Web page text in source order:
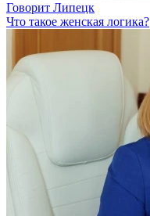
Говорит Липецк
Что такое женская логика?